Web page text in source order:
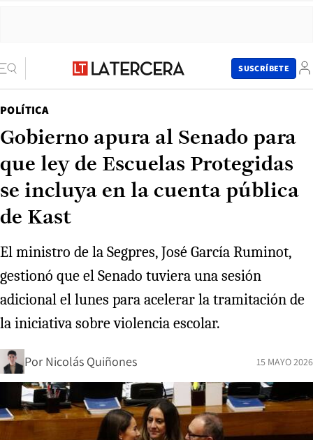
SUSCRÍBETE
POLÍTICA
Gobierno apura al Senado para
que ley de Escuelas Protegidas
se incluya en la cuenta pública
de Kast
El ministro de la Segpres, José García Ruminot,
gestionó que el Senado tuviera una sesión
adicional el lunes para acelerar la tramitación de
la iniciativa sobre violencia escolar.
Por Nicolás Quiñones 15 MAYO 2026